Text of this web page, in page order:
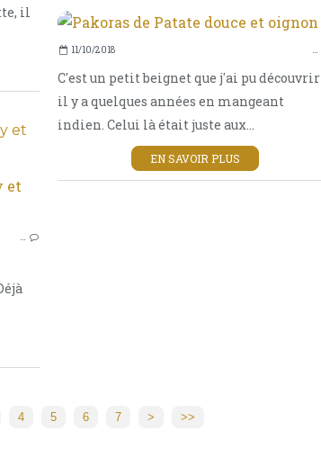
il
11/10/2018 …
C'est un petit beignet que j'ai pu découvrir
il y a quelques années en mangeant
indien. Celui là était juste aux...
EN SAVOIR PLUS
et
…
4 5 6 7 > >>